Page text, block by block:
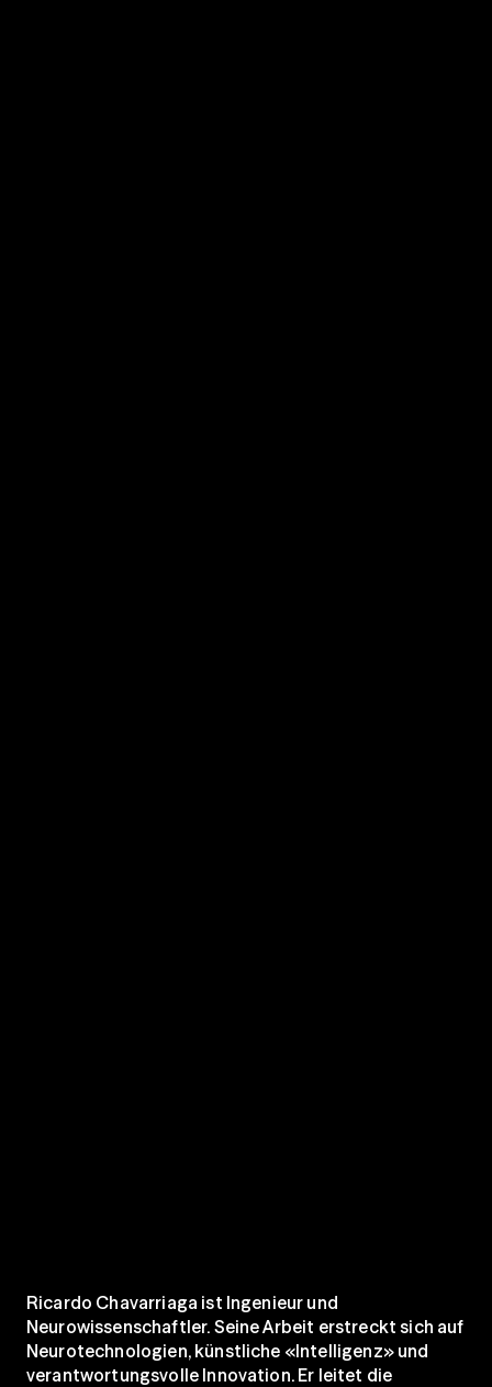
Ricardo Chavarriaga ist Ingenieur und
Neurowissenschaftler. Seine Arbeit erstreckt sich auf
Neurotechnologien, künstliche «Intelligenz» und